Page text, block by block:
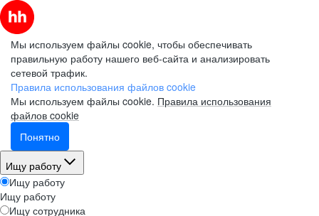
Мы используем файлы cookie, чтобы обеспечивать
правильную работу нашего веб-сайта и анализировать
сетевой трафик.
Правила использования файлов cookie
Мы используем файлы cookie. Правила использования
файлов cookie
Понятно
Ищу работу
Ищу работу
Ищу работу
Ищу сотрудника